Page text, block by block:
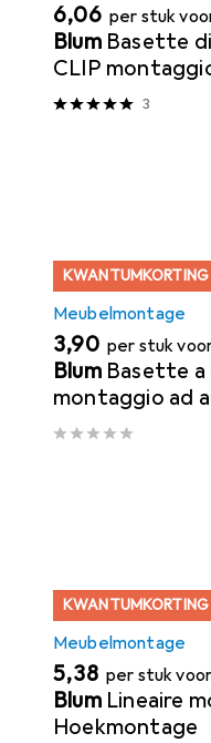
EUR
6,06 per stuk
Blum Basette
CLIP
3
KWANTUMKORTING
Meubelmontage
EUR
3,90 per stuk
Blum Basette a
montaggio ad
KWANTUMKORTING
Meubelmontage
EUR
5,38 per stuk
Blum Lineaire
Hoekmontage